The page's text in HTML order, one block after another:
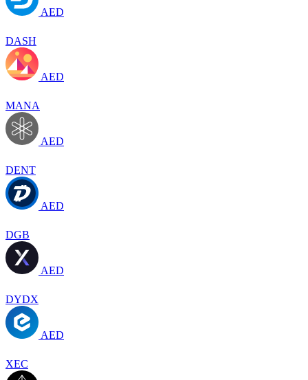
AED
DASH
AED
MANA
AED
DENT
AED
DGB
AED
DYDX
AED
XEC